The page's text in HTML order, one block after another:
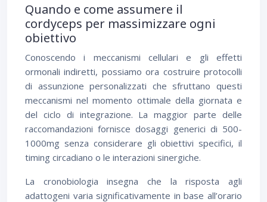
Quando e come assumere il
cordyceps per massimizzare ogni
obiettivo
Conoscendo i meccanismi cellulari e gli effetti
ormonali indiretti, possiamo ora costruire protocolli
di assunzione personalizzati che sfruttano questi
meccanismi nel momento ottimale della giornata e
del ciclo di integrazione. La maggior parte delle
raccomandazioni fornisce dosaggi generici di 500-
1000mg senza considerare gli obiettivi specifici, il
timing circadiano o le interazioni sinergiche.
La cronobiologia insegna che la risposta agli
adattogeni varia significativamente in base all’orario